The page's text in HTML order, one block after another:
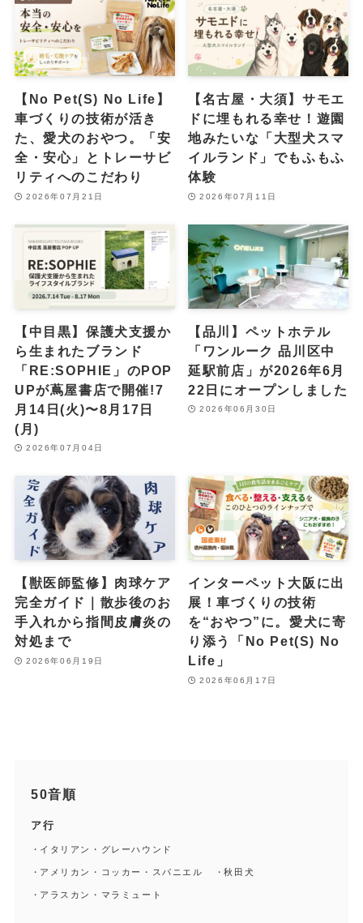
【No Pet(S) No Life】
車づくりの技術が活き
た、愛犬のおやつ。「安
全・安心」とトレーサビ
リティへのこだわり
2026年07月21日
【名古屋・大須】サモエ
ドに埋もれる幸せ！遊園
地みたいな「大型犬スマ
イルランド」でもふもふ
体験
2026年07月11日
【中目黒】保護犬支援か
ら生まれたブランド
「RE:SOPHIE」のPOP
UPが蔦屋書店で開催!7
月14日(火)〜8月17日
(月)
2026年07月04日
【品川】ペットホテル
「ワンルーク 品川区中
延駅前店」が2026年6月
22日にオープンしました
2026年06月30日
【獣医師監修】肉球ケア
完全ガイド｜散歩後のお
手入れから指間皮膚炎の
対処まで
2026年06月19日
インターペット大阪に出
展！車づくりの技術
を“おやつ”に。愛犬に寄
り添う「No Pet(S) No
Life」
2026年06月17日
50音順
ア行
イタリアン・グレーハウンド
アメリカン・コッカー・スパニエル 秋田犬
アラスカン・マラミュート